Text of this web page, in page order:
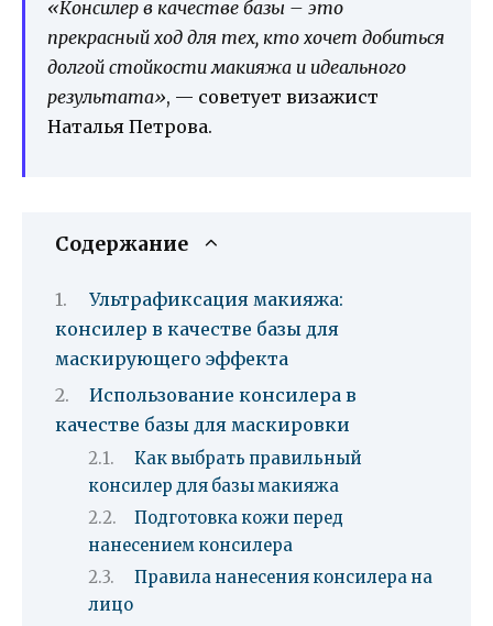
«Консилер в качестве базы – это
прекрасный ход для тех, кто хочет добиться
долгой стойкости макияжа и идеального
результата», — советует визажист
Наталья Петрова.
Содержание
Ультрафиксация макияжа:
консилер в качестве базы для
маскирующего эффекта
Использование консилера в
качестве базы для маскировки
Как выбрать правильный
консилер для базы макияжа
Подготовка кожи перед
нанесением консилера
Правила нанесения консилера на
лицо